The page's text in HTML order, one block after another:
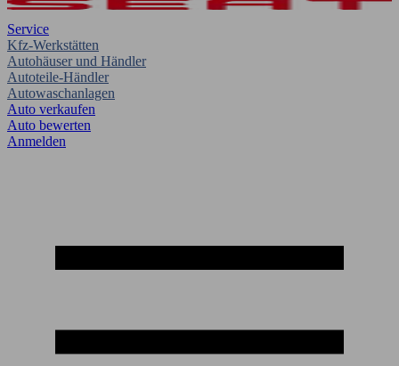
Service
Kfz-Werkstätten
Autohäuser und Händler
Autoteile-Händler
Autowaschanlagen
Auto verkaufen
Auto bewerten
Anmelden